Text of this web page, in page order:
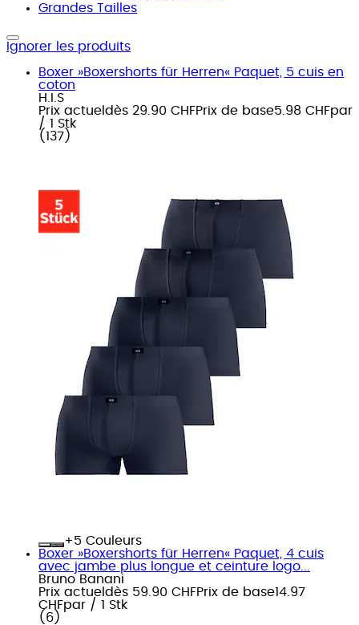
Grandes Tailles
Ignorer les produits
Boxer »Boxershorts für Herren« Paquet, 5 cuis en
coton
H.I.S
Prix actuel dès 29.90 CHFPrix de base5.98 CHFpar
/ 1 Stk
( 137 )
+
Couleurs
Boxer »Boxershorts für Herren« Paquet, 4 cuis
avec jambe plus longue et ceinture logo...
Bruno Banani
Prix actuel dès 59.90 CHFPrix de base14.97
CHFpar / 1 Stk
( 6 )